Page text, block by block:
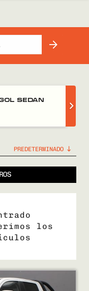
SEDAN
los